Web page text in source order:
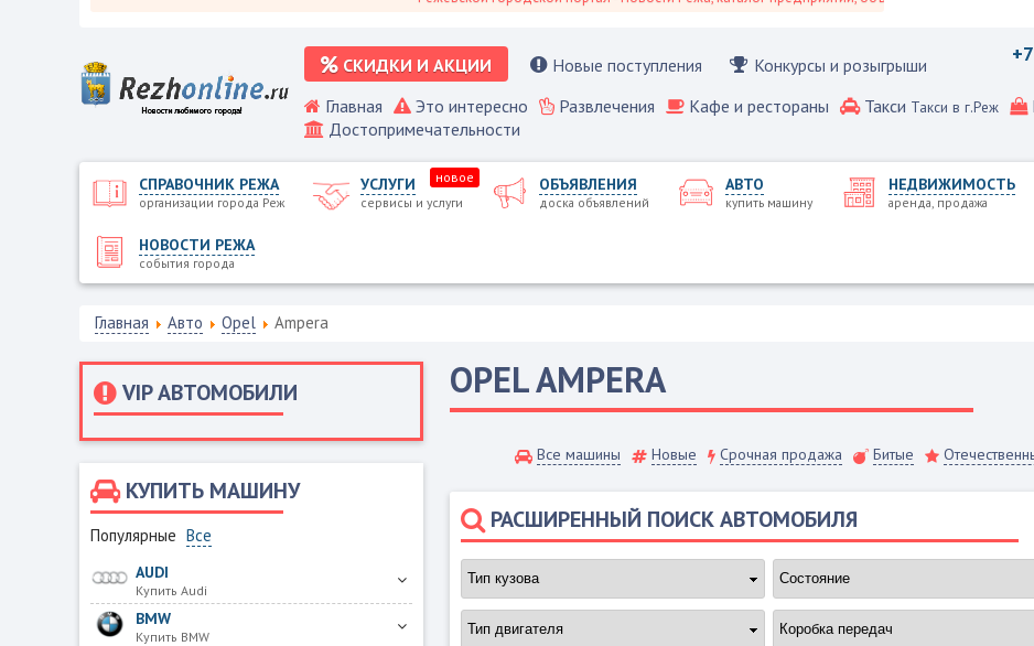
СКИДКИ И АКЦИИ Новые поступления Конкурсы и розыгрыши
Главная Это интересно Развлечения Кафе и рестораны Такси Такси в г.Реж
Достопримечательности
СПРАВОЧНИК РЕЖА
организации города Реж
УСЛУГИ
сервисы и услуги
новое ОБЪЯВЛЕНИЯ
доска объявлений
АВТО
купить машину
НЕДВИЖИМОСТЬ
аренда, продажа
НОВОСТИ РЕЖА
события города
Главная Авто Opel Ampera
VIP АВТОМОБИЛИ
КУПИТЬ МАШИНУ
Популярные Все
AUDI
Купить Audi
BMW
Купить BMW
OPELAMPERA
Все машины Новые Срочная продажа Битые
РАСШИРЕННЫЙ ПОИСК АВТОМОБИЛЯ